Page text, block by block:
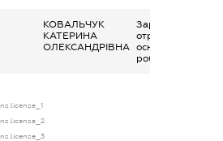
КОВАЛЬЧУК
КАТЕРИНА
ОЛЕКСАНДРІВНА
Заробітна плата
отримана за
основним місцем
роботи